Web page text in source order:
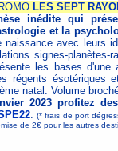
LES SEPT
inédite qui
et la
naissance avec leurs
signes-planètes-
les bases d'une
régents ésotériques
natal. Volume
2023 profitez
.(* frais de port
de 2€ pour les autres